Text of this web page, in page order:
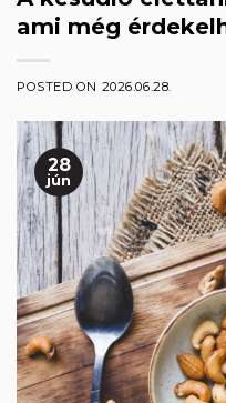
ami még
POSTED ON 2026.06.28.
28
jún